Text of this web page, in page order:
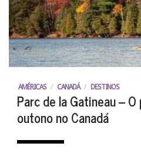
AMÉRICAS / CANADÁ / DESTINOS
Parc de la Gatineau –
outono no Canadá